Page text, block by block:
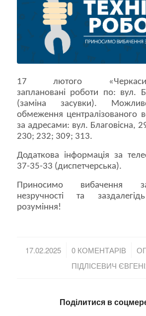
17 лютого
заплановані роботи по: вул.
(заміна засувки).
обмеження централізованого
за адресами: вул. Благовісна,
230; 232; 309; 313.
Додаткова інформація за
37-35-33 (диспетчерська).
Приносимо вибачення
незручності та
розуміння!
17.02.2025
/ 0 КОМЕНТАРІВ
/
ПІДЛІСЕВИЧ
Поділитися в